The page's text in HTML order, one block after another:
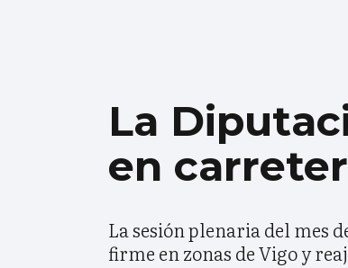
La
en
La sesión plenaria del mes
firme en zonas de Vigo y